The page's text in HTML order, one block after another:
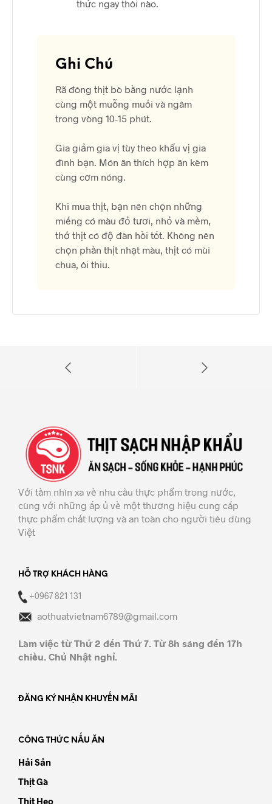
thức ngay thôi nào.
Ghi Chú
Rã đông thịt bò bằng nước lạnh
cùng một muỗng muối và ngâm
trong vòng 10-15 phút.
Gia giảm gia vị tùy theo khẩu vị gia
đình bạn. Món ăn thích hợp ăn kèm
cùng cơm nóng.
Khi mua thịt, bạn nên chọn những
miếng có màu đỏ tươi, nhỏ và mềm,
thớ thịt có độ đàn hồi tốt. Không nên
chọn phần thịt nhạt màu, thịt có mùi
chua, ôi thiu.
Với tầm nhìn xa về nhu cầu thực phẩm trong nước,
cùng với những ấp ủ về một thương hiệu cung cấp
thực phẩm chất lượng và an toàn cho người tiêu dùng
Việt
HỖ TRỢ KHÁCH HÀNG
+0967 821 131
aothuatvietnam6789@gmail.com
Làm việc từ Thứ 2 đến Thứ 7. Từ 8h sáng đến 17h
chiều. Chủ Nhật nghỉ.
ĐĂNG KÝ NHẬN KHUYẾN MÃI
CÔNG THỨC NẤU ĂN
Hải Sản
Thịt Gà
Thịt Heo